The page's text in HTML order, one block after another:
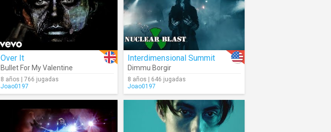
Over It
Bullet For My Valentine
8 años | 766 jugadas
Joao0197
Interdimensional Summit
Dimmu Borgir
8 años | 646 jugadas
Joao0197